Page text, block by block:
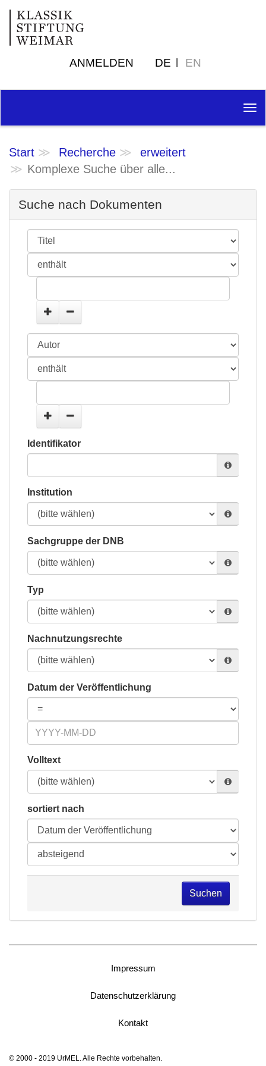
ANMELDEN DE EN
Start Recherche
erweitert
Komplexe Suche über alle...
Suche nach Dokumenten
Identifikator
Institution
Sachgruppe der DNB
Typ
Nachnutzungsrechte
Datum der Veröffentlichung
Volltext
sortiert nach
Suchen
Impressum
Datenschutzerklärung
Kontakt
© 2000 - 2019 UrMEL. Alle Rechte vorbehalten.